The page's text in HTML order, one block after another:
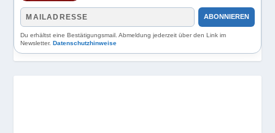
ABONNIEREN
Du erhältst eine Bestätigungsmail. Abmeldung jederzeit über den Link im
Newsletter.Datenschutzhinweise